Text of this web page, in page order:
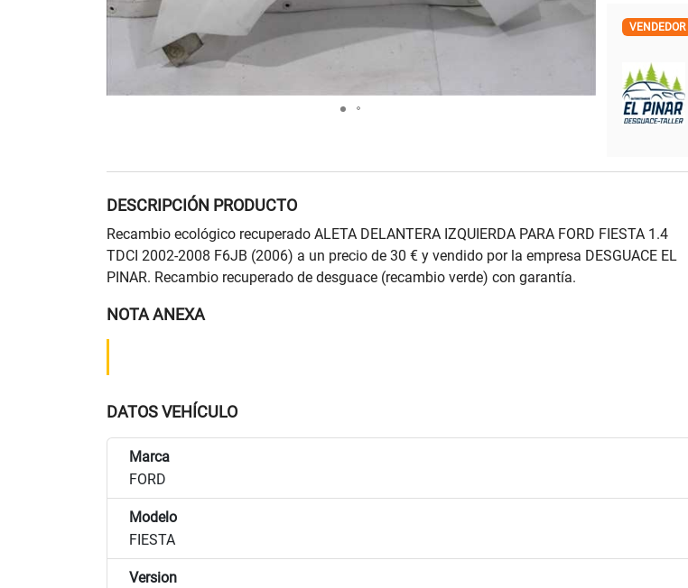
VENDEDOR
DESCRIPCIÓN PRODUCTO
Recambio ecológico recuperado ALETA DELANTERA IZQUIERDA PARA FORD FIESTA 1.4
TDCI 2002-2008 F6JB (2006) a un precio de 30 € y vendido por la empresa DESGUACE EL
PINAR. Recambio recuperado de desguace (recambio verde) con garantía.
NOTA ANEXA
DATOS VEHÍCULO
Marca
FORD
Modelo
FIESTA
Version